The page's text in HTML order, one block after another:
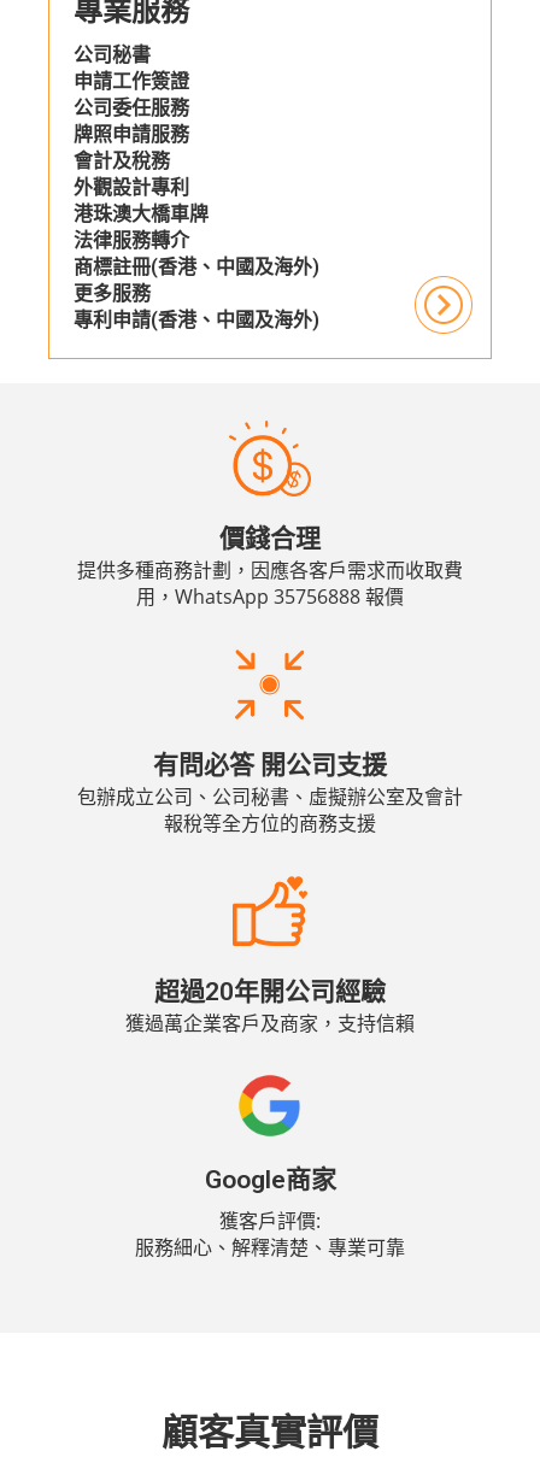
專業服務
公司秘書
申請工作簽證
公司委任服務
牌照申請服務
會計及稅務
外觀設計專利
港珠澳大橋車牌
法律服務轉介
商標註冊(香港、中國及海外)
更多服務
專利申請(香港、中國及海外)
價錢合理
提供多種商務計劃，因應各客戶需求而收取費
用，WhatsApp 35756888 報價
有問必答 開公司支援
包辦成立公司、公司秘書、虛擬辦公室及會計
報稅等全方位的商務支援
超過20年開公司經驗
獲過萬企業客戶及商家，支持信賴
Google商家
獲客戶評價:
服務細心、解釋清楚、專業可靠
顧客真實評價